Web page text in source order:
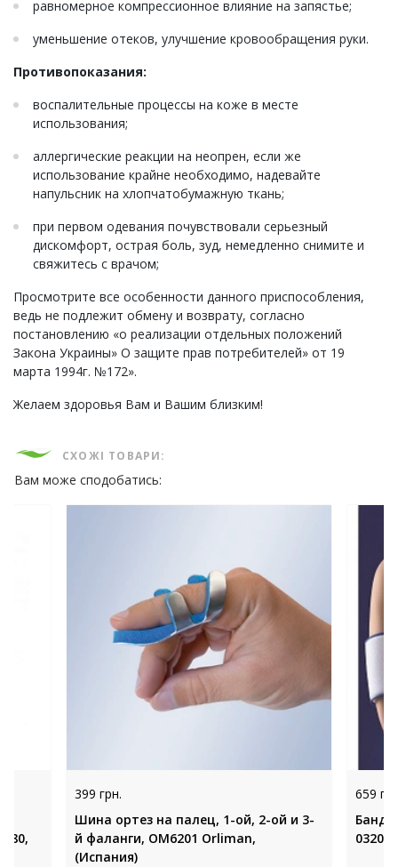
равномерное компрессионное влияние на запястье;
уменьшение отеков, улучшение кровообращения руки.
Противопоказания:
воспалительные процессы на коже в месте
использования;
аллергические реакции на неопрен, если же
использование крайне необходимо, надевайте
напульсник на хлопчатобумажную ткань;
при первом одевания почувствовали серьезный
дискомфорт, острая боль, зуд, немедленно снимите и
свяжитесь с врачом;
Просмотрите все особенности данного приспособления,
ведь не подлежит обмену и возврату, согласно
постановлению «о реализации отдельных положений
Закона Украины» О защите прав потребителей» от 19
марта 1994г. №172».
Желаем здоровья Вам и Вашим близким!
СХОЖІ ТОВАРИ:
Вам може сподобатись:
80,
399 грн.
Шина ортез на палец, 1-ой, 2-ой и 3-
й фаланги, OM6201 Orliman,
(Испания)
659
0320